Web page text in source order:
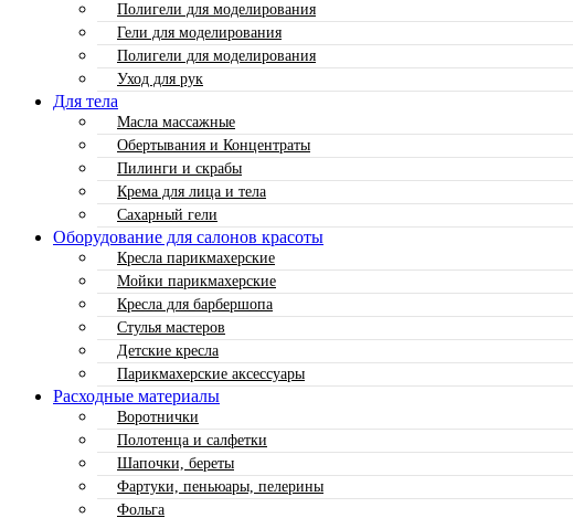
Полигели для моделирования
Гели для моделирования
Полигели для моделирования
Уход для рук
Для тела
Масла массажные
Обертывания и Концентраты
Пилинги и скрабы
Крема для лица и тела
Сахарный гели
Оборудование для салонов красоты
Кресла парикмахерские
Мойки парикмахерские
Кресла для барбершопа
Стулья мастеров
Детские кресла
Парикмахерские аксессуары
Расходные материалы
Воротнички
Полотенца и салфетки
Шапочки, береты
Фартуки, пеньюары, пелерины
Фольга